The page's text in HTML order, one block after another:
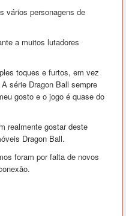
vários personagens de
a muitos lutadores
toques e furtos, em vez
série Dragon Ball sempre
gosto e o jogo é quase do
realmente gostar deste
Dragon Ball.
foram por falta de novos